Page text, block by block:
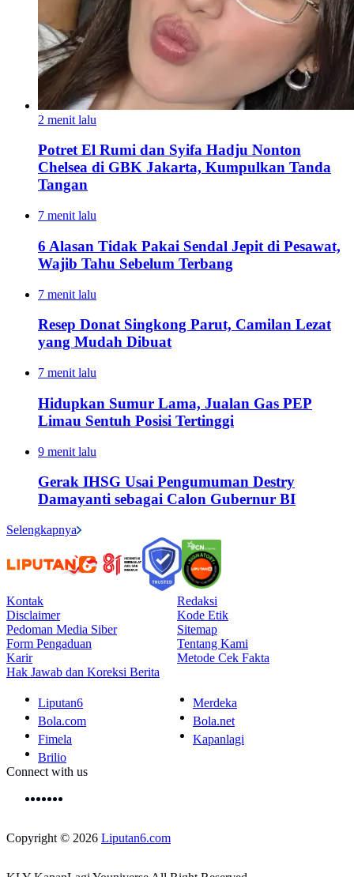
2 menit lalu
Potret El Rumi dan Syifa Hadju Nonton
Chelsea di GBK Jakarta, Kumpulkan Tanda
Tangan
7 menit lalu
6 Alasan Tidak Pakai Sendal Jepit di Pesawat,
Wajib Tahu Sebelum Terbang
7 menit lalu
Resep Donat Singkong Parut, Camilan Lezat
yang Mudah Dibuat
7 menit lalu
Hidupkan Sumur Lama, Jualan Gas PEP
Limau Sentuh Posisi Tertinggi
9 menit lalu
Gerak IHSG Usai Pengumuman Destry
Damayanti sebagai Calon Gubernur BI
Selengkapnya
Kontak
Redaksi
Disclaimer
Kode Etik
Pedoman Media Siber
Sitemap
Form Pengaduan
Tentang Kami
Karir
Metode Cek Fakta
Hak Jawab dan Koreksi Berita
Liputan6
Merdeka
Bola.com
Bola.net
Fimela
Kapanlagi
Brilio
Connect with us
Copyright © 2026 Liputan6.com